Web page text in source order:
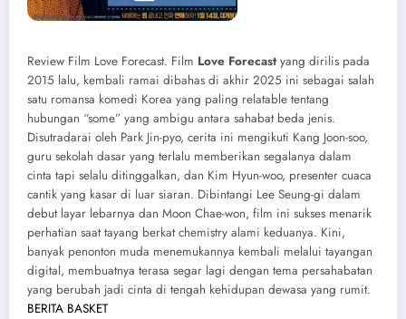
Review Film Love Forecast. Film Love Forecastyang dirilis pada
2015 lalu, kembali ramai dibahas di akhir 2025 ini sebagai salah
satu romansa komedi Korea yang paling relatable tentang
hubungan “some” yang ambigu antara sahabat beda jenis.
Disutradarai oleh Park Jin-pyo, cerita ini mengikuti Kang Joon-soo,
guru sekolah dasar yang terlalu memberikan segalanya dalam
cinta tapi selalu ditinggalkan, dan Kim Hyun-woo, presenter cuaca
cantik yang kasar di luar siaran. Dibintangi Lee Seung-gi dalam
debut layar lebarnya dan Moon Chae-won, film ini sukses menarik
perhatian saat tayang berkat chemistry alami keduanya. Kini,
banyak penonton muda menemukannya kembali melalui tayangan
digital, membuatnya terasa segar lagi dengan tema persahabatan
yang berubah jadi cinta di tengah kehidupan dewasa yang rumit.
BERITA BASKET